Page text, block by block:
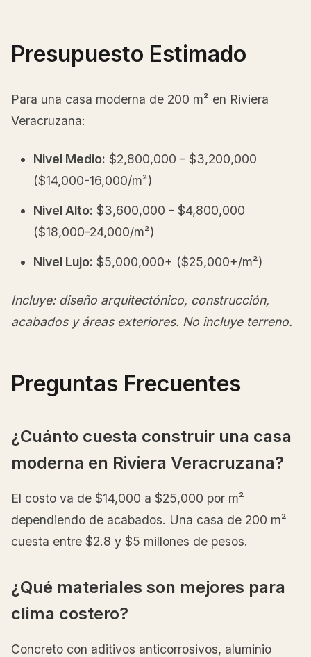
Presupuesto Estimado
Para una casa moderna de 200 m² en Riviera
Veracruzana:
Nivel Medio: $2,800,000 - $3,200,000
($14,000-16,000/m²)
Nivel Alto: $3,600,000 - $4,800,000
($18,000-24,000/m²)
Nivel Lujo: $5,000,000+ ($25,000+/m²)
Incluye: diseño arquitectónico, construcción,
acabados y áreas exteriores. No incluye terreno.
Preguntas Frecuentes
¿Cuánto cuesta construir una casa
moderna en Riviera Veracruzana?
El costo va de $14,000 a $25,000 por m²
dependiendo de acabados. Una casa de 200 m²
cuesta entre $2.8 y $5 millones de pesos.
¿Qué materiales son mejores para
clima costero?
Concreto con aditivos anticorrosivos, aluminio